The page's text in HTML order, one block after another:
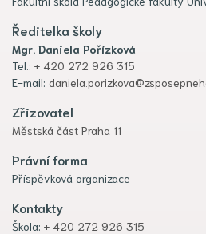
Ředitelka školy
Mgr. Daniela Pořízková
Tel.: + 420 272 926 315
E-mail:
Zřizovatel
Městská část Praha 11
Právní forma
Příspěvková organizace
Kontakty
Škola: + 420 272 926 315